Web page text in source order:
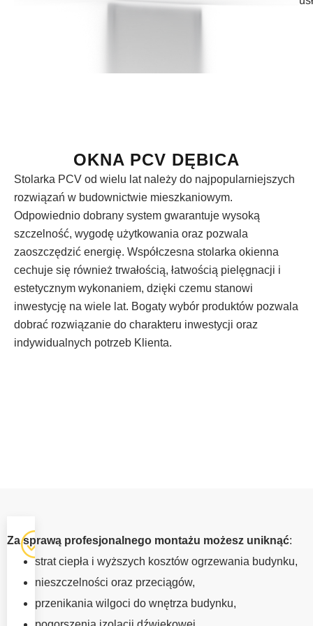
OKNA PCV DĘBICA
Stolarka PCV od wielu lat należy do najpopularniejszych
rozwiązań w budownictwie mieszkaniowym.
Odpowiednio dobrany system gwarantuje wysoką
szczelność, wygodę użytkowania oraz pozwala
zaoszczędzić energię. Współczesna stolarka okienna
cechuje się również trwałością, łatwością pielęgnacji i
estetycznym wykonaniem, dzięki czemu stanowi
inwestycję na wiele lat. Bogaty wybór produktów pozwala
dobrać rozwiązanie do charakteru inwestycji oraz
indywidualnych potrzeb Klienta.
OKNA Z
MONTAŻEM
DĘBICA
Profesjonalna
instalacja okien ma
Za sprawą profesjonalnego montażu możesz uniknąć:
strat ciepła i wyższych kosztów ogrzewania budynku,
nieszczelności oraz przeciągów,
przenikania wilgoci do wnętrza budynku,